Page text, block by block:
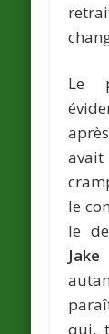
Le
le
le
qui,